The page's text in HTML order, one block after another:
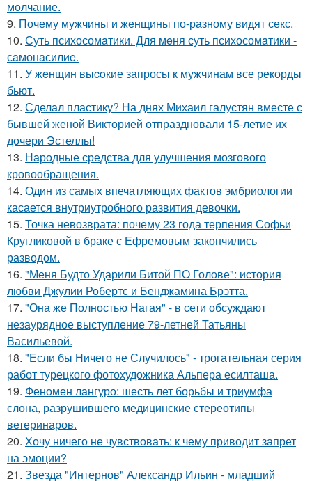
молчание.
9. Почему мужчины и женщины по-разному видят секс.
10. Суть психосомaтики. Для мeня суть психосомaтики -
сaмонaсилиe.
11. У жeнщин выcoкие запросы к мужчинам все рекорды
бьют.
12. Сделал пластику? На днях Михаил галустян вместе с
бывшей женой Викторией отпраздновали 15-летие их
дочери Эстеллы!
13. Народные средства для улучшения мозгового
кровообращения.
14. Один из самых впечатляющих фактов эмбриологии
касается внутриутробного развития девочки.
15. Точка невозврата: почему 23 года терпения Софьи
Кругликовой в браке с Ефремовым закончились
разводом.
16. "Меня Будто Ударили Битой ПО Голове": история
любви Джулии Робертс и Бенджамина Брэтта.
17. "Она же Полностью Нагая" - в сети обсуждают
незаурядное выступление 79-летней Татьяны
Васильевой.
18. "Если бы Ничего не Случилось" - трогательная серия
работ турецкого фотохудожника Альпера есилташа.
19. Феномен лангуро: шесть лет борьбы и триумфа
слона, разрушившего медицинские стереотипы
ветеринаров.
20. Хочу ничего не чувствовать: к чему приводит запрет
на эмоции?
21. Звезда "Интернов" Александр Ильин - младший